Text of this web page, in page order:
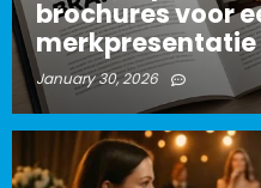
brochures voor
merkpresentatie
January 30, 2026